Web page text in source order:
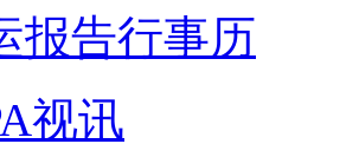
报告行事历
视讯